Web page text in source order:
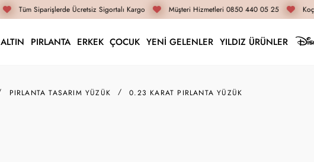
Tüm Siparişlerde Ücretsiz Sigortalı Kargo Müşteri Hizmetleri 0850 440 05 25
ALTIN PIRLANTA ERKEK ÇOCUK YENİ GELENLER YILDIZ ÜRÜNLER
PIRLANTA TASARIM YÜZÜK 0.23 KARAT PIRLANTA YÜZÜK